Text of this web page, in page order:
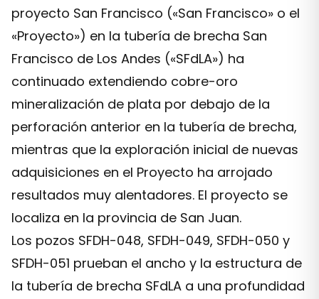
proyecto San Francisco («San Francisco» o el
«Proyecto») en la tubería de brecha San
Francisco de Los Andes («SFdLA») ha
continuado extendiendo cobre-oro
mineralización de plata por debajo de la
perforación anterior en la tubería de brecha,
mientras que la exploración inicial de nuevas
adquisiciones en el Proyecto ha arrojado
resultados muy alentadores. El proyecto se
localiza en la provincia de San Juan.
Los pozos SFDH-048, SFDH-049, SFDH-050 y
SFDH-051 prueban el ancho y la estructura de
la tubería de brecha SFdLA a una profundidad